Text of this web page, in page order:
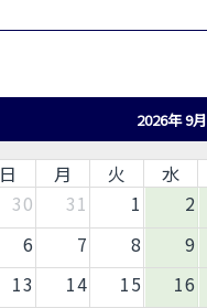
2026年 9月
日 月 火 水
30
31 1 2
6
7 8 9
13
14 15 16